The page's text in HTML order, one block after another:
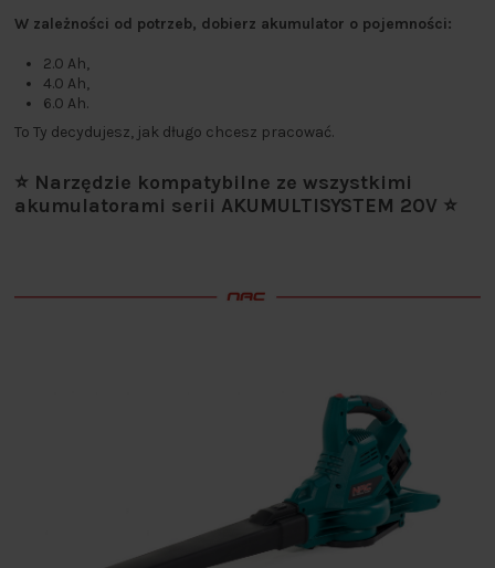
W zależności od potrzeb, dobierz akumulator o pojemności:
2.0 Ah,
4.0 Ah,
6.0 Ah.
To Ty decydujesz, jak długo chcesz pracować.
⭐ Narzędzie kompatybilne ze wszystkimi
akumulatorami serii AKUMULTISYSTEM 20V ⭐